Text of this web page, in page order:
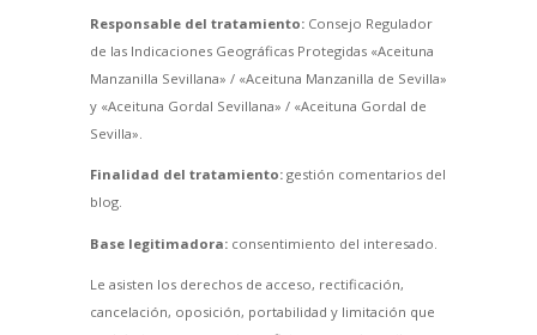
Responsable del tratamiento:Consejo Regulador
de las Indicaciones Geográficas Protegidas «Aceituna
Manzanilla Sevillana» / «Aceituna Manzanilla de Sevilla»
y «Aceituna Gordal Sevillana» / «Aceituna Gordal de
Sevilla».
Finalidad del tratamiento:gestión comentarios del
blog.
Base legitimadora:consentimiento del interesado.
Le asisten los derechos de acceso, rectificación,
cancelación, oposición, portabilidad y limitación que